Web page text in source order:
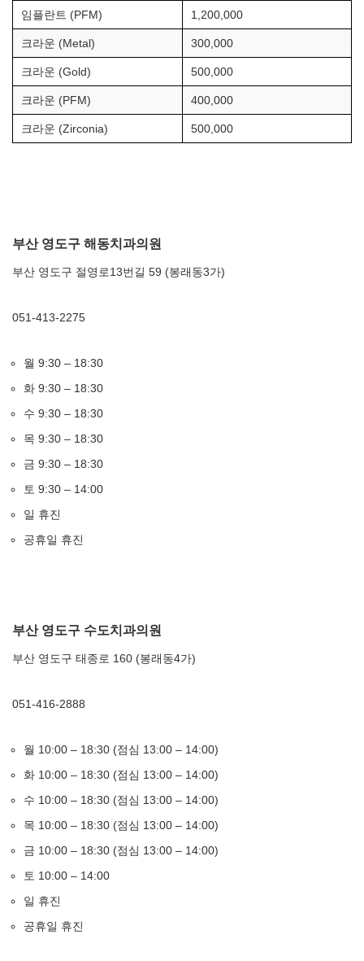
임플란트 (PFM) 1,200,000
크라운 (Metal) 300,000
크라운 (Gold) 500,000
크라운 (PFM) 400,000
크라운 (Zirconia) 500,000
부산 영도구 해동치과의원
부산 영도구 절영로13번길 59 (봉래동3가)
051-413-2275
월 9:30 – 18:30
화 9:30 – 18:30
수 9:30 – 18:30
목 9:30 – 18:30
금 9:30 – 18:30
토 9:30 – 14:00
일 휴진
공휴일 휴진
부산 영도구 수도치과의원
부산 영도구 태종로 160 (봉래동4가)
051-416-2888
월 10:00 – 18:30 (점심 13:00 – 14:00)
화 10:00 – 18:30 (점심 13:00 – 14:00)
수 10:00 – 18:30 (점심 13:00 – 14:00)
목 10:00 – 18:30 (점심 13:00 – 14:00)
금 10:00 – 18:30 (점심 13:00 – 14:00)
토 10:00 – 14:00
일 휴진
공휴일 휴진